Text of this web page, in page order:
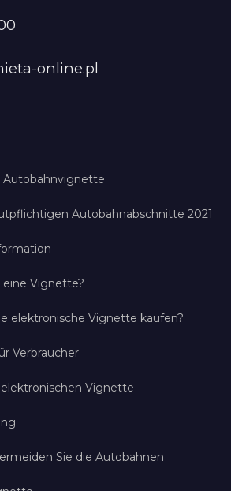
online.pl
Autobahnvignette
Autobahnabschnitte 2021
Vignette?
elektronische Vignette kaufen?
Verbraucher
Vignette
Sie die Autobahnen